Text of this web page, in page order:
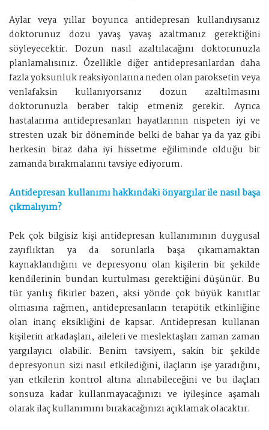
Aylar veya yıllar boyunca antidepresan kullandıysanız
doktorunuz dozu yavaş yavaş azaltmanız gerektiğini
söyleyecektir. Dozun nasıl azaltılacağını doktorunuzla
planlamalısınız. Özellikle diğer antidepresanlardan daha
fazla yoksunluk reaksiyonlarına neden olan paroksetin veya
venlafaksin kullanıyorsanız dozun azaltılmasını
doktorunuzla beraber takip etmeniz gerekir. Ayrıca
hastalarıma antidepresanları hayatlarının nispeten iyi ve
stresten uzak bir döneminde belki de bahar ya da yaz gibi
herkesin biraz daha iyi hissetme eğiliminde olduğu bir
zamanda bırakmalarını tavsiye ediyorum.
Antidepresan kullanımı hakkındaki önyargılar ile nasıl başa
çıkmalıyım?
Pek çok bilgisiz kişi antidepresan kullanımının duygusal
zayıflıktan ya da sorunlarla başa çıkamamaktan
kaynaklandığını ve depresyonu olan kişilerin bir şekilde
kendilerinin bundan kurtulması gerektiğini düşünür. Bu
tür yanlış fikirler bazen, aksi yönde çok büyük kanıtlar
olmasına rağmen, antidepresanların terapötik etkinliğine
olan inanç eksikliğini de kapsar. Antidepresan kullanan
kişilerin arkadaşları, aileleri ve meslektaşları zaman zaman
yargılayıcı olabilir. Benim tavsiyem, sakin bir şekilde
depresyonun sizi nasıl etkilediğini, ilaçların işe yaradığını,
yan etkilerin kontrol altına alınabileceğini ve bu ilaçları
sonsuza kadar kullanmayacağınızı ve iyileşince aşamalı
olarak ilaç kullanımını bırakacağınızı açıklamak olacaktır.